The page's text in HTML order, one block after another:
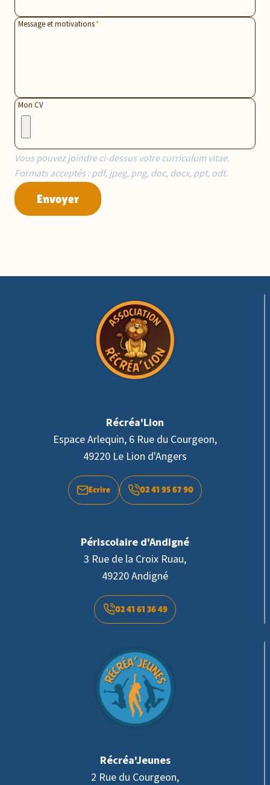
Message et motivations*
Mon CV
Vous pouvez joindre ci-dessus votre curriculum vitae.
Formats acceptés : pdf, jpeg, png, doc, docx, ppt, odt.
Envoyer
Récréa'Lion
Espace Arlequin, 6 Rue du Courgeon,
49220 Le Lion d'Angers
Ecrire 02 41 95 67 90
Périscolaire d'Andigné
3 Rue de la Croix Ruau,
49220 Andigné
02 41 61 36 49
Récréa'Jeunes
2 Rue du Courgeon,